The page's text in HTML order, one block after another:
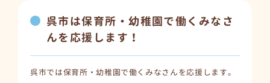
呉市は保育所・幼稚園で働くみなさ
んを応援します！
呉市では保育所・幼稚園で働くみなさんを応援します。